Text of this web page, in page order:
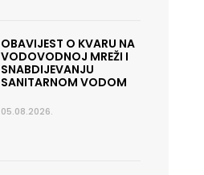
OBAVIJEST O KVARU NA
VODOVODNOJ MREŽI I
SNABDIJEVANJU
SANITARNOM VODOM
05.08.2026.